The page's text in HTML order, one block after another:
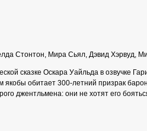
Стонтон, Мира Сьял, Дэвид Хэрвуд,
сказке Оскара Уайльда в озвучке
якобы обитает 300-летний призрак
джентльмена: они не хотят его